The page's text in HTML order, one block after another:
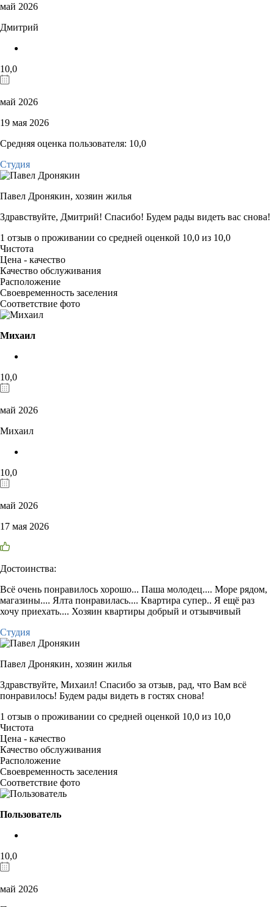
май 2026
Дмитрий
10,0
май 2026
19 мая 2026
Средняя оценка пользователя: 10,0
Студия
Павел Дронякин, хозяин жилья
Здравствуйте, Дмитрий! Спасибо! Будем рады видеть вас снова!
1 отзыв о проживании со средней оценкой 10,0 из 10,0
Чистота
Цена - качество
Качество обслуживания
Расположение
Своевременность заселения
Соответствие фото
Михаил
10,0
май 2026
Михаил
10,0
май 2026
17 мая 2026
Достоинства:
Всё очень понравилось хорошо... Паша молодец.... Море рядом,
магазины.... Ялта понравилась.... Квартира супер.. Я ещё раз
хочу приехать.... Хозяин квартиры добрый и отзывчивый
Студия
Павел Дронякин, хозяин жилья
Здравствуйте, Михаил! Спасибо за отзыв, рад, что Вам всё
понравилось! Будем рады видеть в гостях снова!
1 отзыв о проживании со средней оценкой 10,0 из 10,0
Чистота
Цена - качество
Качество обслуживания
Расположение
Своевременность заселения
Соответствие фото
Пользователь
10,0
май 2026